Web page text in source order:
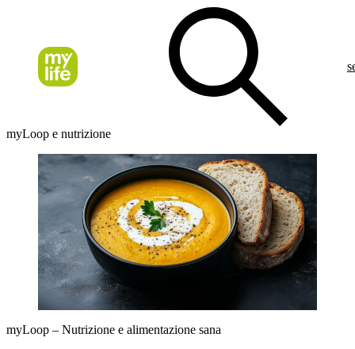
myLoop e nutrizione
myLoop – Nutrizione e alimentazione sana